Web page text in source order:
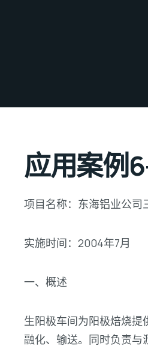
应用案例
项目名称：东海铝业公司
实施时间：2004年7月
一、概述
生阳极车间为阳极焙烧提
融化、输送。同时负责与